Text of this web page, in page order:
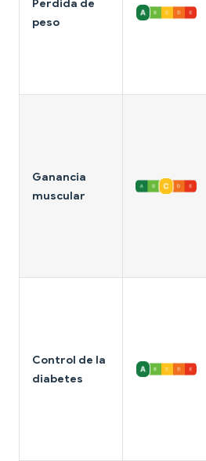
Perdida de
peso
Ganancia
muscular
Control de la
diabetes